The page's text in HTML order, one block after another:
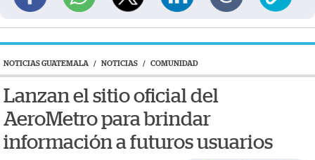
NOTICIAS GUATEMALA / NOTICIAS / COMUNIDAD
Lanzan el sitio oficial del
AeroMetro para brindar
información a futuros usuarios